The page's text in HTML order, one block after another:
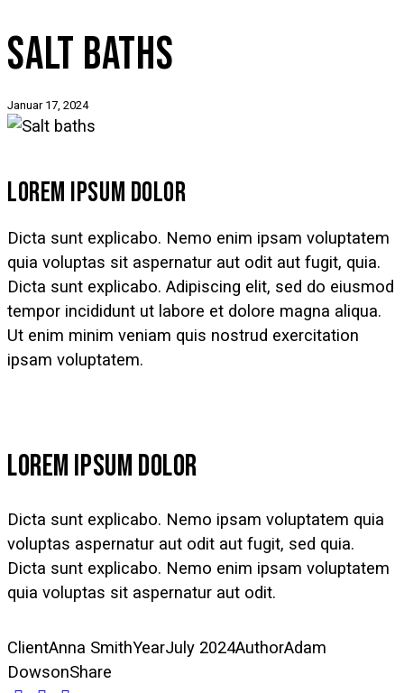
SALT BATHS
Januar 17, 2024
LOREM IPSUM DOLOR
Dicta sunt explicabo. Nemo enim ipsam voluptatem
quia voluptas sit aspernatur aut odit aut fugit, quia.
Dicta sunt explicabo. Adipiscing elit, sed do eiusmod
tempor incididunt ut labore et dolore magna aliqua.
Ut enim minim veniam quis nostrud exercitation
ipsam voluptatem.
LOREM IPSUM DOLOR
Dicta sunt explicabo. Nemo ipsam voluptatem quia
voluptas aspernatur aut odit aut fugit, sed quia.
Dicta sunt explicabo. Nemo enim ipsam voluptatem
quia voluptas sit aspernatur aut odit.
ClientAnna SmithYearJuly 2024AuthorAdam
DowsonShare